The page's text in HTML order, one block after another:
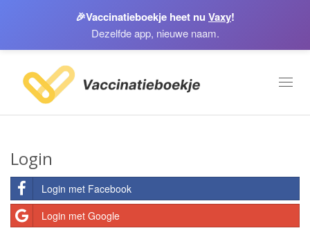
🎉Vaccinatieboekje heet nu Vaxy!
Dezelfde app, nieuwe naam.
Login
Login met Facebook
Login met Google